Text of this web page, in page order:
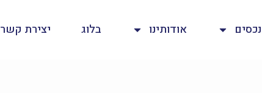
נכסים אודותינו בלוג יצירת קשר